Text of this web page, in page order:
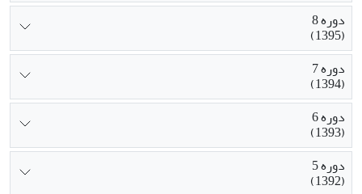
دوره 8
(1395)
دوره 7
(1394)
دوره 6
(1393)
دوره 5
(1392)